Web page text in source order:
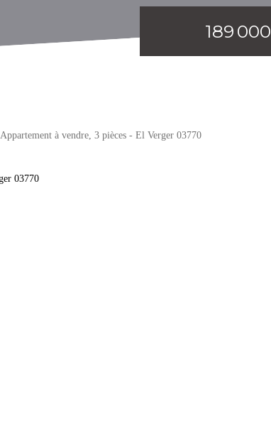
189 000
Appartement à vendre, 3 pièces - El Verger 03770